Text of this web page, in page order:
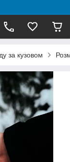
за кузовом